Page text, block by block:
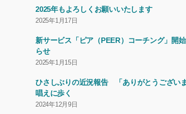
2025年もよろしくお願いいたします
2025年1月17日
新サービス「ピア（PEER）コーチング」開
らせ
2025年1月15日
ひさしぶりの近況報告 「ありがとうござい
唱えに歩く
2024年12月9日